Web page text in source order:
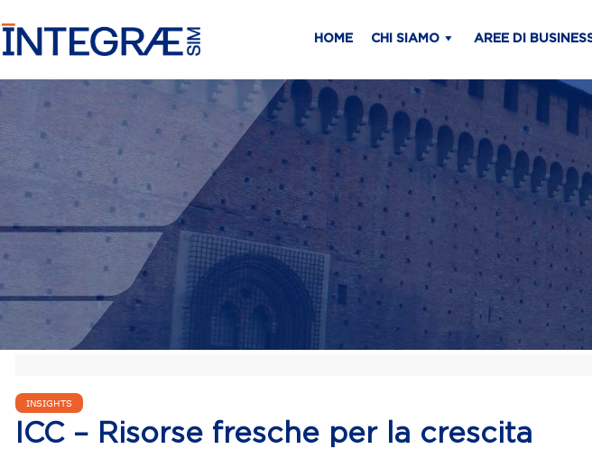
HOME CHI SIAMO AREE DI
INSIGHTS
ICC – Risorse fresche per la crescita